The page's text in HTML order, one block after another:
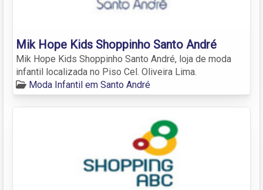
Mik Hope Kids Shoppinho Santo André
Mik Hope Kids Shoppinho Santo André, loja de moda
infantil localizada no Piso Cel. Oliveira Lima.
Moda Infantil em Santo André